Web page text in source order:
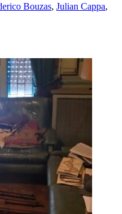
Bouzas, Julian Cappa,